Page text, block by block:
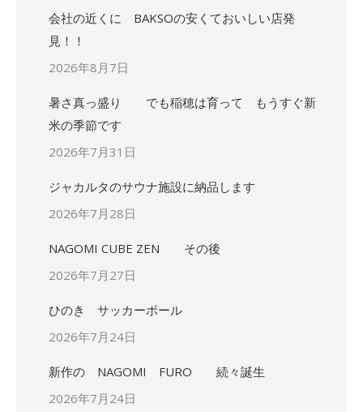
会社の近くに BAKSOの安くておいしい店発
見！！
2026年8月7日
暑さ真っ盛り でも稲穂は育って もうすぐ新
米の季節です
2026年7月31日
ジャカルタのサウナ施設に納品します
2026年7月28日
NAGOMI CUBE ZEN その後
2026年7月27日
ひのき サッカーボール
2026年7月24日
新作の NAGOMI FURO 続々誕生
2026年7月24日